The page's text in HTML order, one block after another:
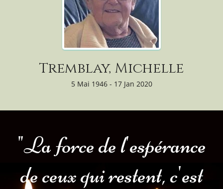
Tremblay, Michelle
5 Mai 1946 - 17 Jan 2020
"La force de l'espérance
de ceux qui restent, c'est